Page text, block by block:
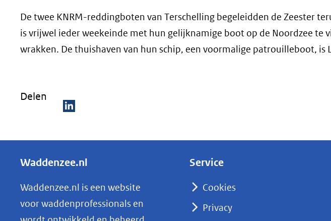
De twee KNRM-reddingboten van Terschelling begeleidden de Zeester
is vrijwel ieder weekeinde met hun gelijknamige boot op de Noordzee te
wrakken. De thuishaven van hun schip, een voormalige patrouilleboot, is
Delen
e
e
n
o
p
Waddenzee.nl
Waddenzee.nl is een website
voor waddenprofessionals en
Service
Cookies
Privacy